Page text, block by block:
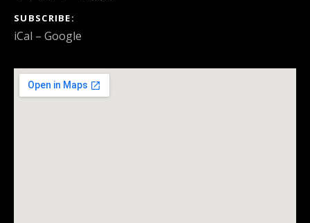
SUBSCRIBE
iCal Google